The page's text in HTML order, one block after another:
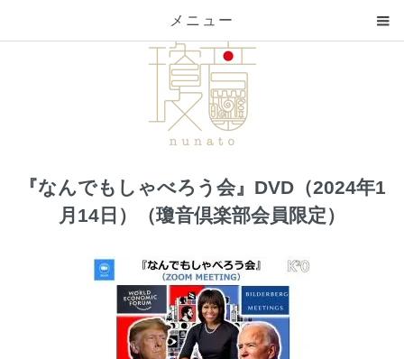
メニュー
『なんでもしゃべろう会』DVD（2024年1
月14日）（瓊音倶楽部会員限定）